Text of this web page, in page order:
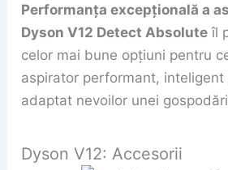
Performanța excepțională a
Dyson V12 Detect Absolute îl
celor mai bune opțiuni pentru
aspirator performant, inteligent
adaptat nevoilor unei
Dyson V12: Accesorii